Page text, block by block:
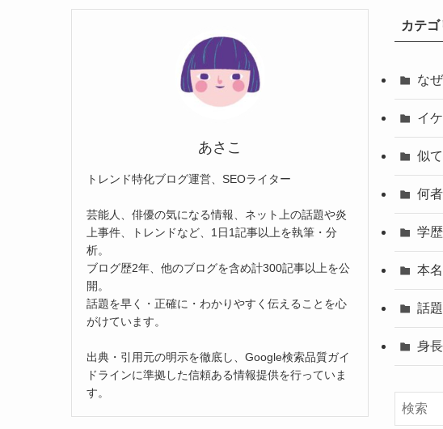
あさこ
トレンド特化ブログ運営、SEOライター
芸能人、俳優の気になる情報、ネット上の話題や炎
上事件、トレンドなど、1日1記事以上を執筆・分
析。
ブログ歴2年、他のブログを含め計300記事以上を公
開。
話題を早く・正確に・わかりやすく伝えることを心
がけています。
出典・引用元の明示を徹底し、Google検索品質ガイ
ドラインに準拠した信頼ある情報提供を行っていま
す。
カテゴ
な
イ
似
何者
学
本
話題
身長